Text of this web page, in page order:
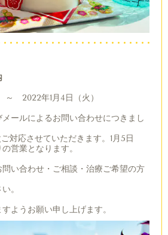
～ 2022年1月4日（火）
ールによるお問い合わせにつきまし
対応させていただきます。1月5日
営業となります。
い合わせ・ご相談・治療ご希望の方
。
ようお願い申し上げます。